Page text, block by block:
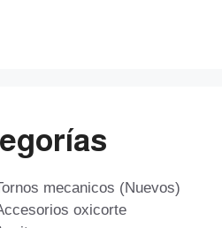
mecanicos (Nuevos)
oxicorte